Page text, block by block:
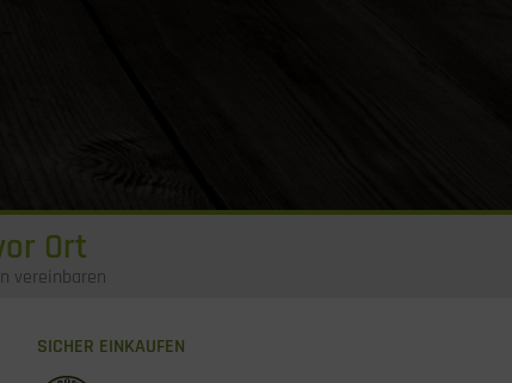
Ort
vereinbaren
SICHER EINKAUFEN